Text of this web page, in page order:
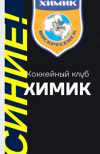
Хоккейный клуб
ХИМИК